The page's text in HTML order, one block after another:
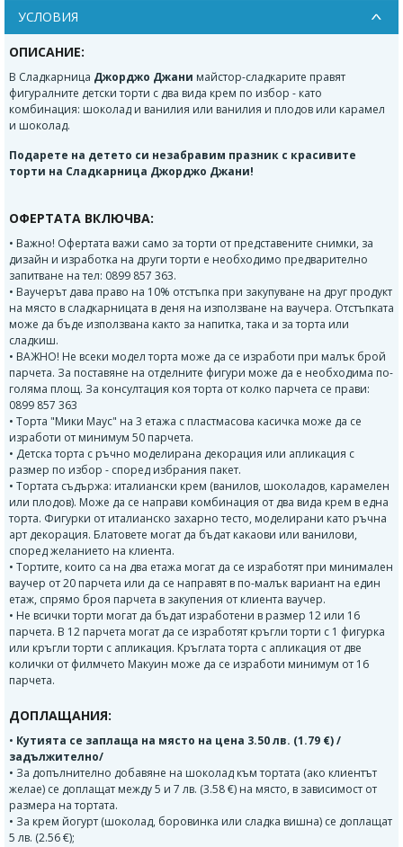
УСЛОВИЯ
ОПИСАНИЕ:
В Сладкарница Джорджо Джани майстор-сладкарите правят
фигуралните детски торти с два вида крем по избор - като
комбинация: шоколад и ванилия или ванилия и плодов или карамел
и шоколад.
Подарете на детето си незабравим празник с красивите
торти на Сладкарница Джорджо Джани!
ОФЕРТАТА ВКЛЮЧВА:
• Важно! Офертата важи само за торти от представените снимки, за
дизайн и изработка на други торти е необходимо предварително
запитване на тел: 0899 857 363.
• Ваучерът дава право на 10% отстъпка при закупуване на друг продукт
на място в сладкарницата в деня на използване на ваучера. Отстъпката
може да бъде използвана както за напитка, така и за торта или
сладкиш.
• ВАЖНО! Не всеки модел торта може да се изработи при малък брой
парчета. За поставяне на отделните фигури може да е необходима по-
голяма площ. За консултация коя торта от колко парчета се прави:
0899 857 363
• Торта "Мики Маус" на 3 етажа с пластмасова касичка може да се
изработи от минимум 50 парчета.
• Детска торта с ръчно моделирана декорация или апликация с
размер по избор - според избрания пакет.
• Тортата съдържа: италиански крем (ванилов, шоколадов, карамелен
или плодов). Може да се направи комбинация от два вида крем в една
торта. Фигурки от италианско захарно тесто, моделирани като ръчна
арт декорация. Блатовете могат да бъдат какаови или ванилови,
според желанието на клиента.
• Тортите, които са на два етажа могат да се изработят при минимален
ваучер от 20 парчета или да се направят в по-малък вариант на един
етаж, спрямо броя парчета в закупения от клиента ваучер.
• Не всички торти могат да бъдат изработени в размер 12 или 16
парчета. В 12 парчета могат да се изработят кръгли торти с 1 фигурка
или кръгли торти с апликация. Кръглата торта с апликация от две
колички от филмчето Макуин може да се изработи минимум от 16
парчета.
ДОПЛАЩАНИЯ:
• Кутията се заплаща на място на цена 3.50 лв. (1.79 €) /
задължително/
• За допълнително добавяне на шоколад към тортата (ако клиентът
желае) се доплащат между 5 и 7 лв. (3.58 €) на място, в зависимост от
размера на тортата.
• За крем йогурт (шоколад, боровинка или сладка вишна) се доплащат
5 лв. (2.56 €);